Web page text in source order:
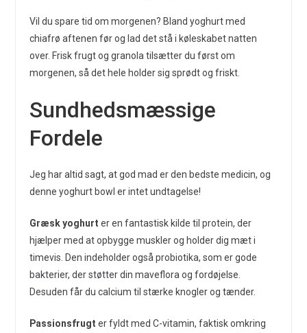
Vil du spare tid om morgenen? Bland yoghurt med
chiafrø aftenen før og lad det stå i køleskabet natten
over. Frisk frugt og granola tilsætter du først om
morgenen, så det hele holder sig sprødt og friskt.
Sundhedsmæssige
Fordele
Jeg har altid sagt, at god mad er den bedste medicin, og
denne yoghurt bowl er intet undtagelse!
Græsk yoghurt er en fantastisk kilde til protein, der
hjælper med at opbygge muskler og holder dig mæt i
timevis. Den indeholder også probiotika, som er gode
bakterier, der støtter din maveflora og fordøjelse.
Desuden får du calcium til stærke knogler og tænder.
Passionsfrugt er fyldt med C-vitamin, faktisk omkring